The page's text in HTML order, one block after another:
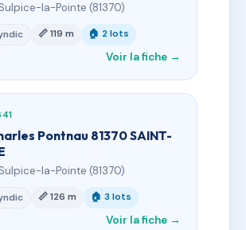
la-Pointe (81370)
📏 119 m 🏠 2 lots
Voir la fiche →
Pontnau 81370 SAINT-
la-Pointe (81370)
📏 126 m 🏠 3 lots
Voir la fiche →